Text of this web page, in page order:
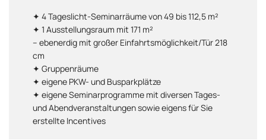
✦ 4 Tageslicht-Seminarräume von 49 bis 112,5 m²
✦ 1 Ausstellungsraum mit 171 m²
– ebenerdig mit großer Einfahrtsmöglichkeit/Tür 218
cm
✦ Gruppenräume
✦ eigene PKW- und Busparkplätze
✦ eigene Seminarprogramme mit diversen Tages-
und Abendveranstaltungen sowie eigens für Sie
erstellte Incentives